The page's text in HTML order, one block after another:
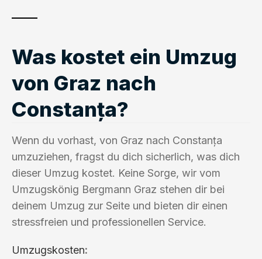
Was kostet ein Umzug
von Graz nach
Constanța?
Wenn du vorhast, von Graz nach Constanța
umzuziehen, fragst du dich sicherlich, was dich
dieser Umzug kostet. Keine Sorge, wir vom
Umzugskönig Bergmann Graz stehen dir bei
deinem Umzug zur Seite und bieten dir einen
stressfreien und professionellen Service.
Umzugskosten: